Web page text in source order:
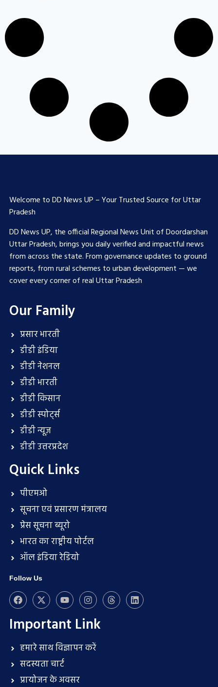
Welcome to DD News UP – Your Trusted Source for Uttar
Pradesh
DD News UP, the official Regional News Unit of Doordarshan
Uttar Pradesh, brings you daily verified and impactful news
from across the state. From governance updates to ground
reports, from rural schemes to urban development — we
cover every corner of real Uttar Pradesh
Our Family
प्रसार भारती
डीडी इंडिया
डीडी नेशनल
डीडी भारती
डीडी किसान
डीडी स्पोर्ट्स
डीडी न्यूज़
डीडी उत्तरप्रदेश
Quick Links
पीएमओ
सूचना एवं प्रसारण मंत्रालय
प्रेस सूचना ब्यूरो
भारत का राष्ट्रीय पोर्टल
ऑल इंडिया रेडियो
Follow Us
Important Link
हमारे साथ विज्ञापन करें
सदस्यता चार्ट
प्रायोजन के अवसर